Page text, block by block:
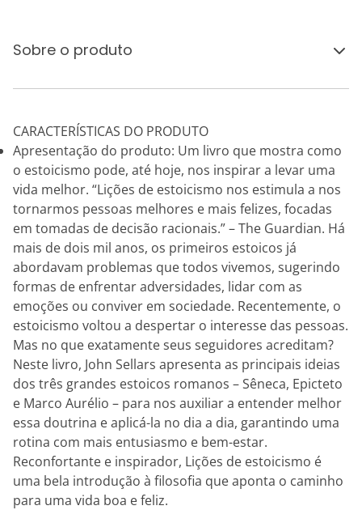
Sobre o produto
CARACTERÍSTICAS DO PRODUTO
Apresentação do produto: Um livro que mostra como
o estoicismo pode, até hoje, nos inspirar a levar uma
vida melhor. “Lições de estoicismo nos estimula a nos
tornarmos pessoas melhores e mais felizes, focadas
em tomadas de decisão racionais.” – The Guardian. Há
mais de dois mil anos, os primeiros estoicos já
abordavam problemas que todos vivemos, sugerindo
formas de enfrentar adversidades, lidar com as
emoções ou conviver em sociedade. Recentemente, o
estoicismo voltou a despertar o interesse das pessoas.
Mas no que exatamente seus seguidores acreditam?
Neste livro, John Sellars apresenta as principais ideias
dos três grandes estoicos romanos – Sêneca, Epicteto
e Marco Aurélio – para nos auxiliar a entender melhor
essa doutrina e aplicá-la no dia a dia, garantindo uma
rotina com mais entusiasmo e bem-estar.
Reconfortante e inspirador, Lições de estoicismo é
uma bela introdução à filosofia que aponta o caminho
para uma vida boa e feliz.